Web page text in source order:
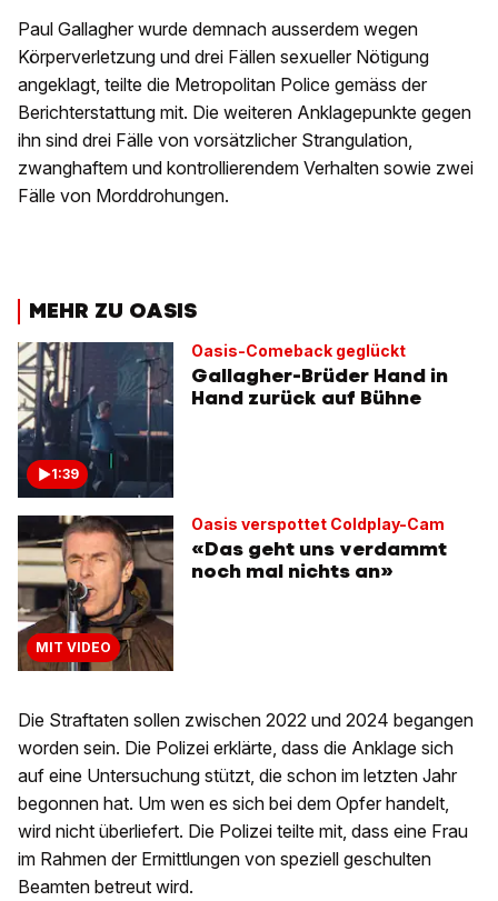
Paul Gallagher wurde demnach ausserdem wegen
Körperverletzung und drei Fällen sexueller Nötigung
angeklagt, teilte die Metropolitan Police gemäss der
Berichterstattung mit. Die weiteren Anklagepunkte gegen
ihn sind drei Fälle von vorsätzlicher Strangulation,
zwanghaftem und kontrollierendem Verhalten sowie zwei
Fälle von Morddrohungen.
MEHR ZU OASIS
1:39
Oasis-Comeback geglückt
Gallagher-Brüder Hand in
Hand zurück auf Bühne
MIT VIDEO
Oasis verspottet Coldplay-Cam
«Das geht uns verdammt
noch mal nichts an»
Die Straftaten sollen zwischen 2022 und 2024 begangen
worden sein. Die Polizei erklärte, dass die Anklage sich
auf eine Untersuchung stützt, die schon im letzten Jahr
begonnen hat. Um wen es sich bei dem Opfer handelt,
wird nicht überliefert. Die Polizei teilte mit, dass eine Frau
im Rahmen der Ermittlungen von speziell geschulten
Beamten betreut wird.